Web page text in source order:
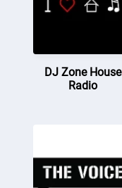
DJ Zone House
Radio